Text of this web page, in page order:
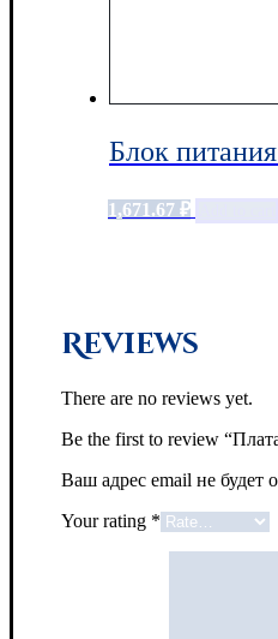
Блок
1,671.67 ₽
Reviews
There are no reviews yet.
Be the first to review
Ваш адрес email не будет
Your rating *